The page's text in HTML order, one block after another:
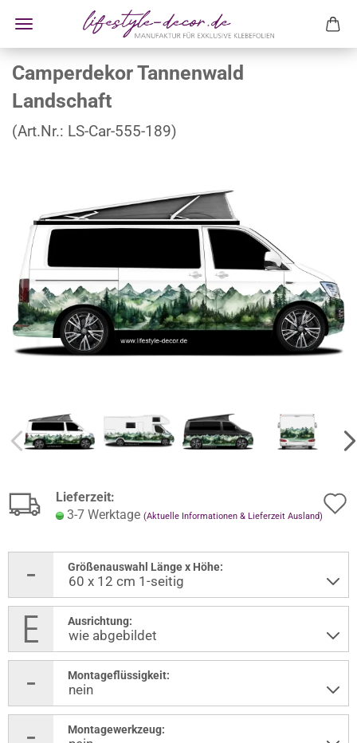
Camperdekor Tannenwald
Landschaft
(Art.Nr.: LS-Car-555-189)
Lieferzeit:
3-7 Werktage (Aktuelle Informationen & Lieferzeit Ausland)
Größenauswahl Länge x Höhe:
Ausrichtung:
Montageflüssigkeit:
Montagewerkzeug: